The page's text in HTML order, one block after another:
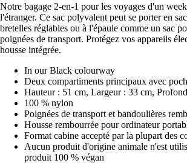
Notre bagage 2-en-1 pour les voyages d'un
l'étranger. Ce sac polyvalent peut se porter en
bretelles réglables ou à l'épaule comme un sac
poignées de transport. Protégez vos appareils
housse intégrée.
In our Black colourway
Deux compartiments principaux avec
Hauteur : 51 cm, Largeur : 33 cm,
100 % nylon
Poignées de transport et bandoulières
Housse rembourrée pour ordinateur
Format cabine accepté par la plupart des
Aucun produit d'origine animale n'est
produit 100 % végan